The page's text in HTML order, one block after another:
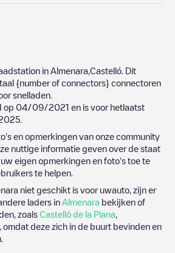
in Almenara Castelló . Dit
{number of connectors} connectoren
snelladen.
op 04/09/2021 en is voor hetlaatst
en opmerkingen van onze community
nuttige informatie geven over de staat
eigen opmerkingen en foto's toe te
te helpen.
niet geschikt is voor uwauto, zijn er
laders in Almenara bekijken of
zoals Castelló de la Plana
, omdat deze zich in de buurt bevinden en